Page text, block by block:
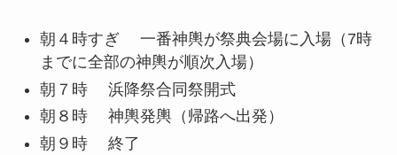
朝４時すぎ 一番神輿が祭典会場に入場（7時
までに全部の神輿が順次入場）
朝７時 浜降祭合同祭開式
朝８時 神輿発輿（帰路へ出発）
朝９時 終了